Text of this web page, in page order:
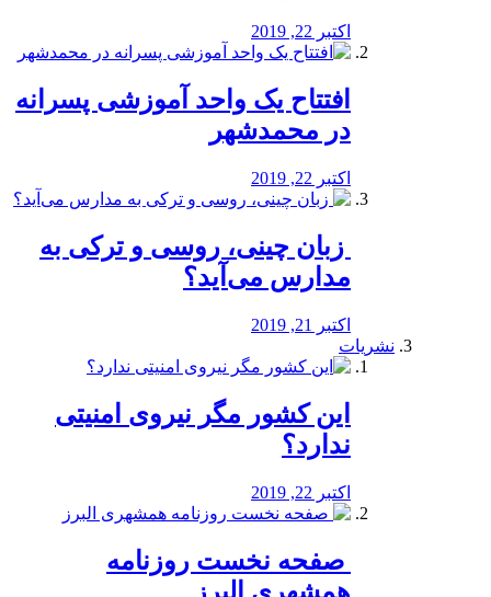
اکتبر 22, 2019
افتتاح یک واحد آموزشی پسرانه
در محمدشهر
اکتبر 22, 2019
️ زبان چینی، روسی و ترکی به
مدارس می‌آید؟
اکتبر 21, 2019
نشریات
این کشور مگر نیروی امنیتی
ندارد؟
اکتبر 22, 2019
️ صفحه نخست روزنامه‌
همشهری البرز